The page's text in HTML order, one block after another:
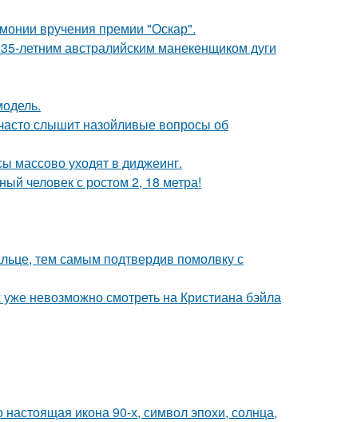
вручения премии "Оскар".
летним австралийским манекенщиком дуги
слышит назойливые вопросы об
массово уходят в диджеинг.
человек с ростом 2, 18 метра!
тем самым подтвердив помолвку с
невозможно смотреть на Кристиана бэйла
икона 90-х, символ эпохи, солнца,